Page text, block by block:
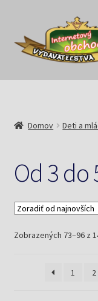
Série
Predplatné
Pripravujeme
Pre školy
Knižný klub
Domov Deti a
Od 3 do
Zobrazených 73–96 z
1
2